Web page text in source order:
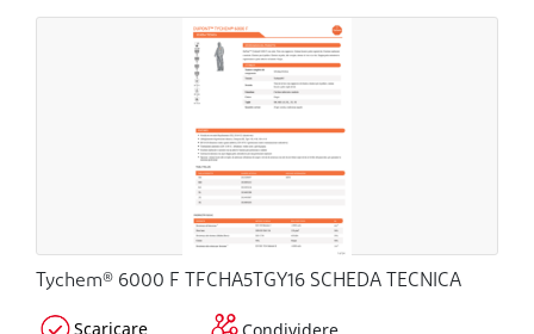
Tychem® 6000 F TFCHA5TGY16 SCHEDA TECNICA
Scaricare